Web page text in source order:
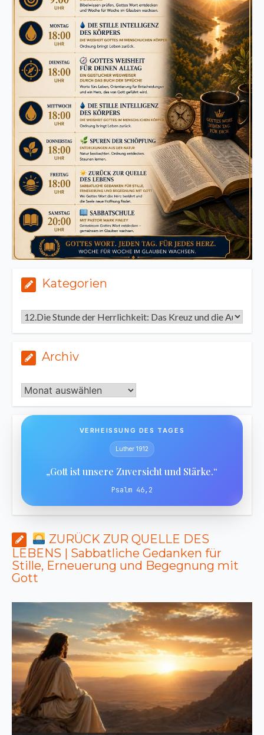
Kategorien
Kategorien
Archiv
Archiv
VERHEISSUNG DES TAGES
Luther 1912
„Gott ist unsere Zuversicht und Stärke.“
Psalm 46,2
ZURÜCK ZUR QUELLE DES
LEBENS | Sabbatliche Gedanken für
Stille, Erneuerung und Begegnung mit
Gott
ZURÜCK ZUR QUELLE DES LEBENS | Das Gebet, das